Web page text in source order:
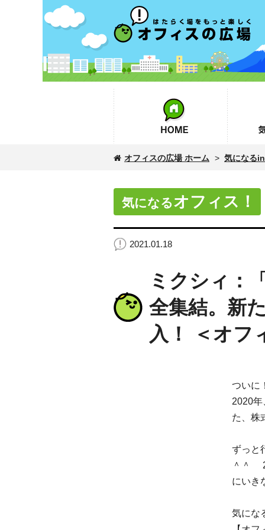
オフィスの広場 ホーム > 気になる
気になるオフィス！
2021.01.18
ミクシィ：
全集結。新
入！ ＜オフ
ついに
2020年
た、株
ずっと
＾＾
にいき
気にな